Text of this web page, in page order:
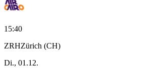
15:40
ZRHZürich (CH)
Di., 01.12.